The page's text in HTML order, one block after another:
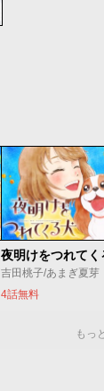
夜明けをつれてく
吉田桃子/あまぎ夏芽
4話無料
もっ